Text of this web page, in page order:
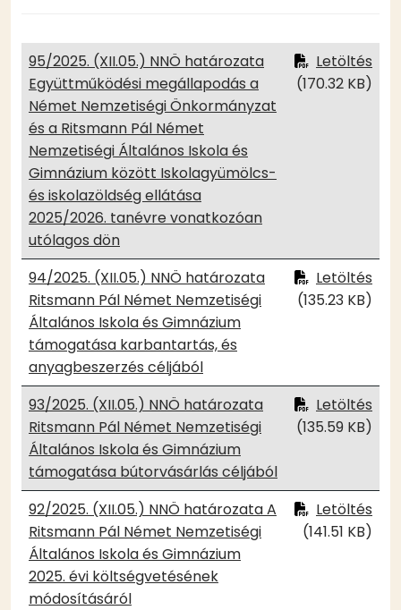
95/2025. (XII.05.) NNÖ határozata
Együttműködési megállapodás a
Német Nemzetiségi Önkormányzat
és a Ritsmann Pál Német
Nemzetiségi Általános Iskola és
Gimnázium között Iskolagyümölcs-
és iskolazöldség ellátása
2025/2026. tanévre vonatkozóan
utólagos dön
Letöltés
(170.32 KB)
94/2025. (XII.05.) NNÖ határozata
Ritsmann Pál Német Nemzetiségi
Általános Iskola és Gimnázium
támogatása karbantartás, és
anyagbeszerzés céljából
Letöltés
(135.23 KB)
93/2025. (XII.05.) NNÖ határozata
Ritsmann Pál Német Nemzetiségi
Általános Iskola és Gimnázium
támogatása bútorvásárlás céljából
Letöltés
(135.59 KB)
92/2025. (XII.05.) NNÖ határozata A
Ritsmann Pál Német Nemzetiségi
Általános Iskola és Gimnázium
2025. évi költségvetésének
módosításáról
Letöltés
(141.51 KB)